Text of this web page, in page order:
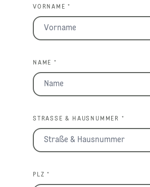
VORNAME *
NAME *
STRASSE & HAUSNUMMER *
PLZ *